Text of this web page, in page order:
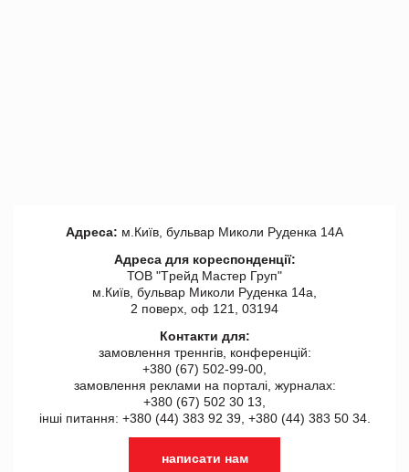
Адреса: м.Київ, бульвар Миколи Руденка 14А
Адреса для кореспонденції:
ТОВ "Tрейд Мастер Груп"
м.Київ, бульвар Миколи Руденка 14а,
2 поверх, оф 121, 03194
Контакти для:
замовлення треннгів, конференцій:
+380 (67) 502-99-00,
замовлення реклами на порталі, журналах:
+380 (67) 502 30 13,
інші питання: +380 (44) 383 92 39, +380 (44) 383 50 34.
написати нам